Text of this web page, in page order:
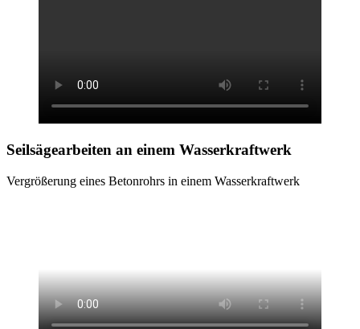
Seilsägearbeiten an einem Wasserkraftwerk
Vergrößerung eines Betonrohrs in einem Wasserkraftwerk